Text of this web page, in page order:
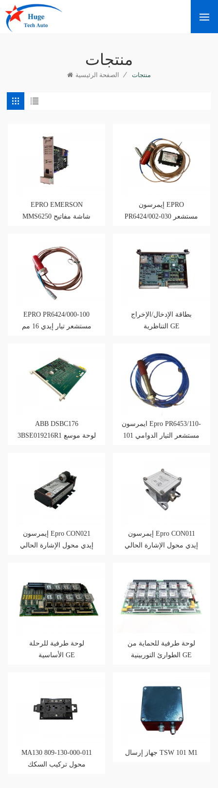
منتجات
الصفحة الرئيسية / منتجات
EPRO EMERSON
MMS6250 شاشة مفاتيح
إيمرسون EPRO
PR6424/002-030 مستشعر
EPRO PR6424/000-100
مستشعر تيار إيدي 16 مم
بطاقة الإدخال/الإخراج
التناظرية GE
ABB DSBC176
3BSE019216R1 لوحة موسع
ايمرسون Epro PR6453/110-
101 مستشعر التيار الدوامي
إيمرسون Epro CON021
إيدي محول الإشارة الحالي
إيمرسون Epro CON011
إيدي محول الإشارة الحالي
لوحة طرفية للرحلة
الأساسية GE
لوحة طرفية للحماية من
الطوارئ التوربينية GE
MA130 809-130-000-011
محول تركيب السكك
جهاز إرسال TSW 101 M1